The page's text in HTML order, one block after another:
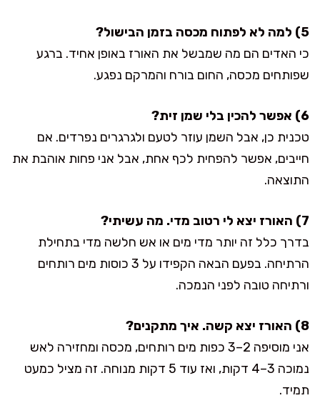
5) למה לא לפתוח מכסה בזמן הבישול?
כי האדים הם מה שמבשל את האורז באופן אחיד. ברגע
שפותחים מכסה, החום בורח והמרקם נפגע.
6) אפשר להכין בלי שמן זית?
טכנית כן, אבל השמן עוזר לטעם ולגרגרים נפרדים. אם
חייבים, אפשר להפחית לכף אחת, אבל אני פחות אוהבת את
התוצאה.
7) האורז יצא לי רטוב מדי. מה עשיתי?
בדרך כלל זה יותר מדי מים או אש חלשה מדי בתחילת
הרתיחה. בפעם הבאה הקפידו על 3 כוסות מים רותחים
ורתיחה טובה לפני הנמכה.
8) האורז יצא קשה. איך מתקנים?
אני מוסיפה 2–3 כפות מים רותחים, מכסה ומחזירה לאש
נמוכה 3–4 דקות, ואז עוד 5 דקות מנוחה. זה מציל כמעט
תמיד.